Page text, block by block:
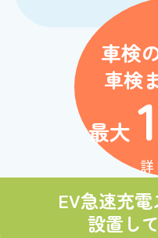
車検
車検
最大
詳
EV急速充
設置し